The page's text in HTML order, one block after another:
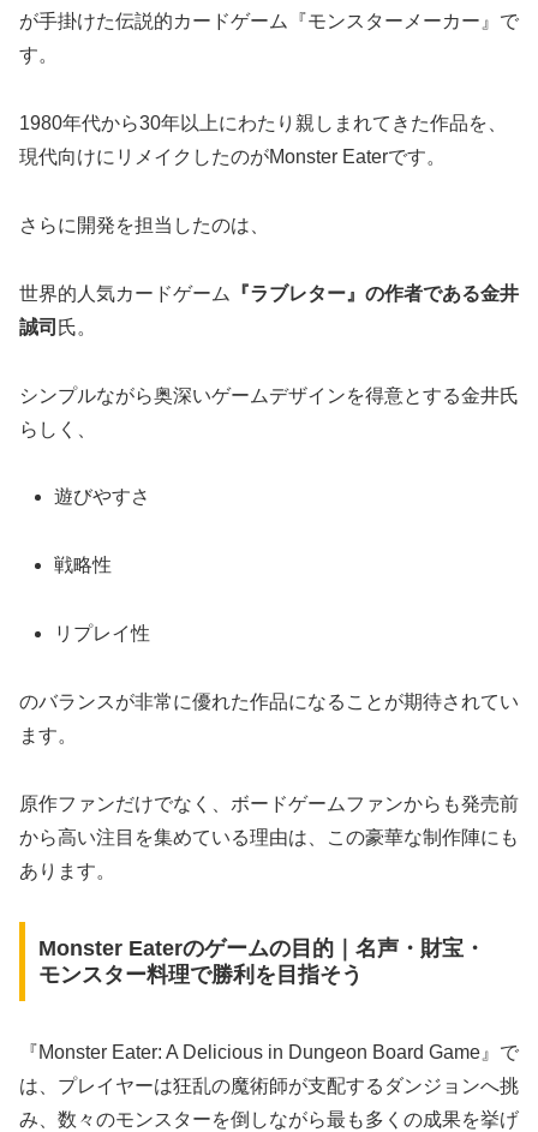
が手掛けた伝説的カードゲーム『モンスターメーカー』で
す。
1980年代から30年以上にわたり親しまれてきた作品を、
現代向けにリメイクしたのがMonster Eaterです。
さらに開発を担当したのは、
世界的人気カードゲーム
『ラブレター』の作者である金井
誠司 氏。
シンプルながら奥深いゲームデザインを得意とする金井氏
らしく、
遊びやすさ
戦略性
リプレイ性
のバランスが非常に優れた作品になることが期待されてい
ます。
原作ファンだけでなく、ボードゲームファンからも発売前
から高い注目を集めている理由は、この豪華な制作陣にも
あります。
Monster Eaterのゲームの目的｜名声・財宝・
モンスター料理で勝利を目指そう
『Monster Eater: A Delicious in Dungeon Board Game』で
は、プレイヤーは狂乱の魔術師が支配するダンジョンへ挑
み、数々のモンスターを倒しながら最も多くの成果を挙げ